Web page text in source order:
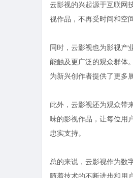
云影视的兴起源于互联网
视作品，不再受时间和空
同时，云影视也为影视产
能触及更广泛的观众群体
为新兴创作者提供了更多
此外，云影视还为观众带
味的影视作品，让每位用
忠实支持。
总的来说，云影视作为数
随着技术的不断进步和用